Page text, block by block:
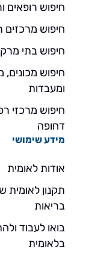
חיפוש רופאים
חיפוש מרכזים
חיפוש בתי
חיפוש מכונים,
ומעבדות
חיפוש מרכזי
דחופה
מידע שימושי
אודות לאומית
תקנון לאומית
בריאות
בואו לעבוד
בלאומית